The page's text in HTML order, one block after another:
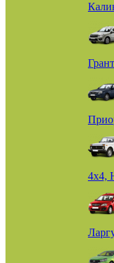
4х4,